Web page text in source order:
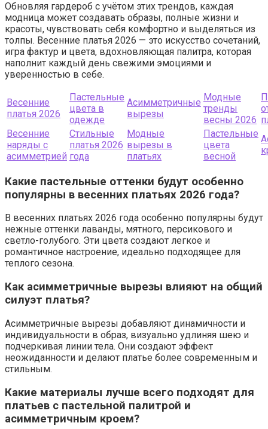
Обновляя гардероб с учётом этих трендов, каждая
модница может создавать образы, полные жизни и
красоты, чувствовать себя комфортно и выделяться из
толпы. Весенние платья 2026 — это искусство сочетаний,
игра фактур и цвета, вдохновляющая палитра, которая
наполнит каждый день свежими эмоциями и
уверенностью в себе.
Весенние
платья 2026
Пастельные
цвета в
одежде
Асимметричные
вырезы
Модные
тренды
весны 2026
Весенние
наряды с
асимметрией
Стильные
платья 2026
года
Модные
вырезы в
платьях
Пастельные
цвета
весной
Какие пастельные оттенки будут особенно
популярны в весенних платьях 2026 года?
В весенних платьях 2026 года особенно популярны будут
нежные оттенки лаванды, мятного, персикового и
светло-голубого. Эти цвета создают легкое и
романтичное настроение, идеально подходящее для
теплого сезона.
Как асимметричные вырезы влияют на общий
силуэт платья?
Асимметричные вырезы добавляют динамичности и
индивидуальности в образ, визуально удлиняя шею и
подчеркивая линии тела. Они создают эффект
неожиданности и делают платье более современным и
стильным.
Какие материалы лучше всего подходят для
платьев с пастельной палитрой и
асимметричным кроем?